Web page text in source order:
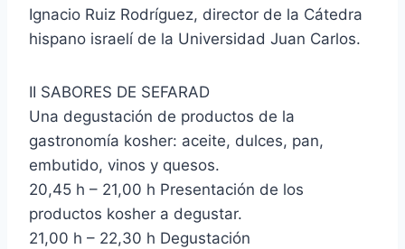
Ignacio Ruiz Rodríguez, director de la Cátedra
hispano israelí de la Universidad Juan Carlos.
II SABORES DE SEFARAD
Una degustación de productos de la
gastronomía kosher: aceite, dulces, pan,
embutido, vinos y quesos.
20,45 h – 21,00 h Presentación de los
productos kosher a degustar.
21,00 h – 22,30 h Degustación